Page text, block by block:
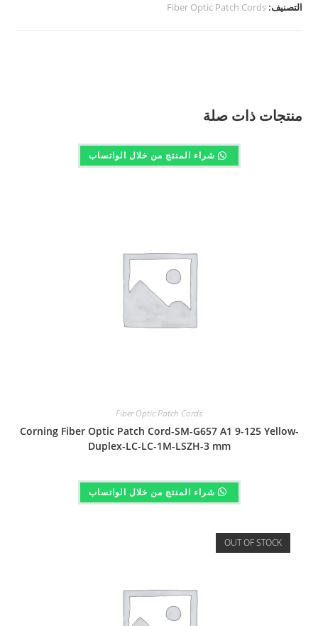
التصنيف:Fiber Optic Patch Cords
منتجات ذات صلة
شراء المنتج من خلال الواتساب
Fiber Optic Patch Cords
Corning Fiber Optic Patch Cord-SM-G657 A1 9-125 Yellow-
Duplex-LC-LC-1M-LSZH-3 mm
شراء المنتج من خلال الواتساب
OUT OF STOCK